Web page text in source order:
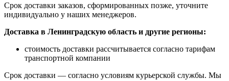
Срок доставки заказов, сформированных позже, уточните
индивидуально у наших менеджеров.
Доставка в Ленинградскую область и другие регионы:
стоимость доставки рассчитывается согласно тарифам
транспортной компании
Срок доставки — согласно условиям курьерской службы. Мы